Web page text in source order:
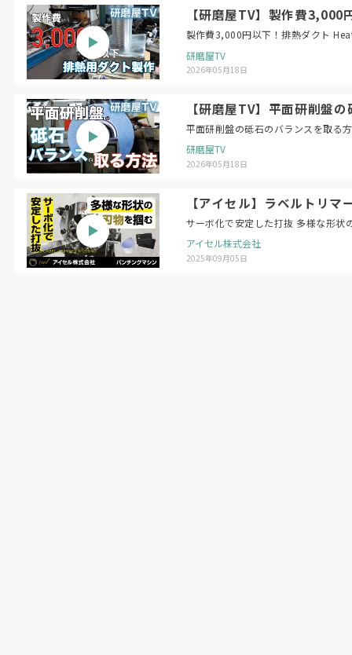
【研磨屋TV】製作費
製作
研磨屋TV
2026年05月18日
【研磨屋TV】平面研削
研磨屋TV
2026年05月18日
【アイセル】ラベルトリ
サーボ化で安定した打抜 多様な形状
アイセル株式会社
2025年09月05日